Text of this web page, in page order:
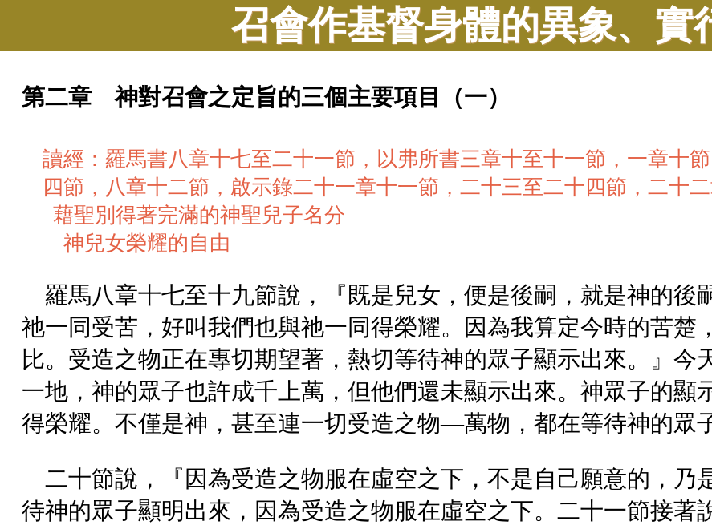
召會作基督身體的異象、實
第二章 神對召會之定旨的三個主要項目（一）
讀經：羅馬書八章十七至二十一節，以弗所書三章十至十一節，一章十
四節，八章十二節，啟示錄二十一章十一節，二十三至二十四節，二十二
藉聖別得著完滿的神聖兒子名分
神兒女榮耀的自由
羅馬八章十七至十九節說，『既是兒女，便是後嗣，就是神的後
祂一同受苦，好叫我們也與祂一同得榮耀。因為我算定今時的苦楚
比。受造之物正在專切期望著，熱切等待神的眾子顯示出來。』今
一地，神的眾子也許成千上萬，但他們還未顯示出來。神眾子的顯
得榮耀。不僅是神，甚至連一切受造之物—萬物，都在等待神的眾
二十節說，『因為受造之物服在虛空之下，不是自己願意的，乃
待神的眾子顯明出來，因為受造之物服在虛空之下。二十一節接著